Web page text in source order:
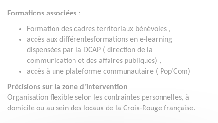
Formations associées :
Formation des cadres territoriaux bénévoles ,
accès aux différentesformations en e-learning
dispensées par la DCAP ( direction de la
communication et des affaires publiques) ,
accès à une plateforme communautaire ( Pop’Com)
Précisions sur la zone d'intervention
Organisation flexible selon les contraintes personnelles, à
domicile ou au sein des locaux de la Croix-Rouge française.